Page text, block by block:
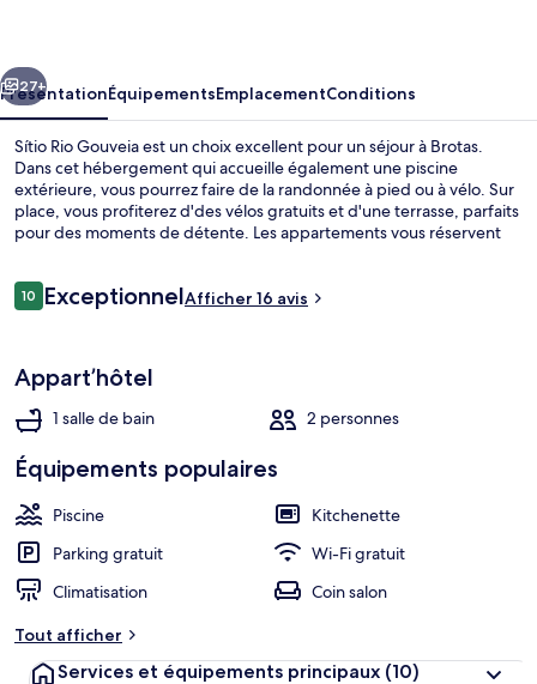
Suivant
27+
PrésentationÉquipementsEmplacementConditions
Sítio Rio Gouveia est un choix excellent pour un séjour à Brotas.
Dans cet hébergement qui accueille également une piscine
extérieure, vous pourrez faire de la randonnée à pied ou à vélo. Sur
place, vous profiterez d'des vélos gratuits et d'une terrasse, parfaits
pour des moments de détente. Les appartements vous réservent
supérieure.
Avis
voyageurs
1010 sur 10
ExceptionnelAfficher 16 avis
Appart’hôtel
1 salle de bain 2 personnes
Équipements populaires
Piscine
Kitchenette
Parking gratuit
Wi-Fi gratuit
Climatisation
Coin salon
Tout afficher
Services et équipements principaux (10)